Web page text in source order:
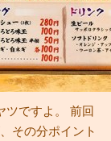
ツですよ。 前回
その分ポイント